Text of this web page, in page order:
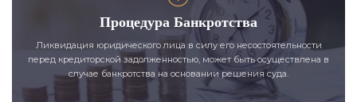
Процедура Банкротства
Ликвидация юридического лица в силу его несостоятельности
перед кредиторской задолженностью, может быть осуществлена в
случае банкротства на основании решения суда.